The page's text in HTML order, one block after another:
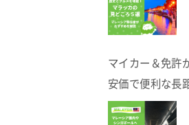
マイカー＆免許
安価で便利な長
ハイランドへ